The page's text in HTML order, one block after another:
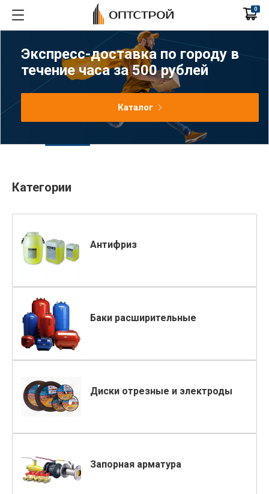
0
Экспресс-доставка по городу в
течение часа за 500 рублей
Каталог
Категории
Антифриз
Баки расширительные
Диски отрезные и электроды
Запорная арматура